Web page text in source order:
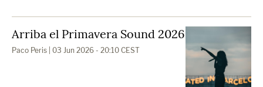
Arriba el Primavera Sound 2026
Paco Peris | 03 Jun 2026 - 20:10 CEST